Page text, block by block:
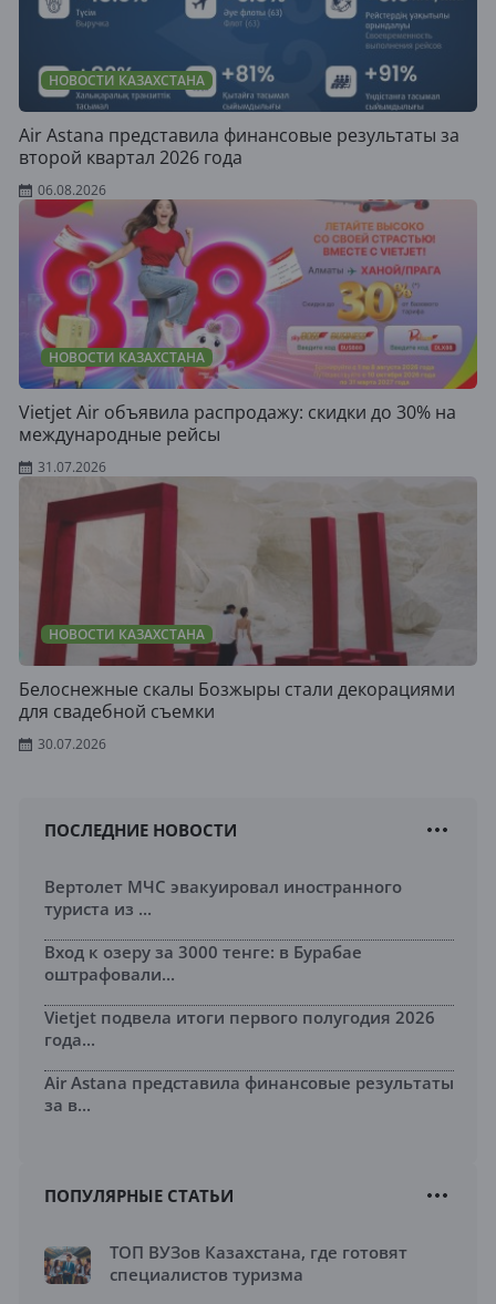
НОВОСТИ КАЗАХСТАНА
Air Astana представила финансовые результаты за
второй квартал 2026 года
06.08.2026
НОВОСТИ КАЗАХСТАНА
Vietjet Air объявила распродажу: скидки до 30% на
международные рейсы
31.07.2026
НОВОСТИ КАЗАХСТАНА
Белоснежные скалы Бозжыры стали декорациями
для свадебной съемки
30.07.2026
ПОСЛЕДНИЕ НОВОСТИ
Вертолет МЧС эвакуировал иностранного
туриста из ...
Вход к озеру за 3000 тенге: в Бурабае
оштрафовали...
Vietjet подвела итоги первого полугодия 2026
года...
Air Astana представила финансовые результаты
за в...
ПОПУЛЯРНЫЕ СТАТЬИ
ТОП ВУЗов Казахстана, где готовят
специалистов туризма